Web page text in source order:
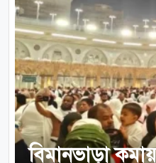
বিমানভাড়া